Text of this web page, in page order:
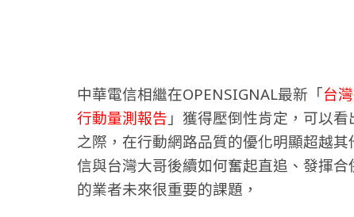
中華電信相繼在OPENSIGNAL最新「台
行動量測報告 」獲得壓倒性肯定 ，可以
之際，在行動網路品質的優化明顯超越
信與台灣大哥後續如何奮起直追、發揮
的業者未來很重要的課題，